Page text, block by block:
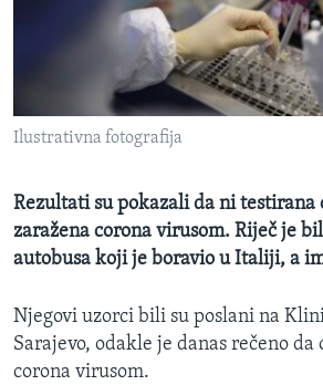
O GLASU AMERIKE
Learning English
Ilustrativna fotografija
Rezultati su pokazali da ni testirana
zaražena corona virusom. Riječ je
autobusa koji je boravio u Italiji, a
Njegovi uzorci bili su poslani na
Sarajevo, odakle je danas rečeno da
corona virusom.